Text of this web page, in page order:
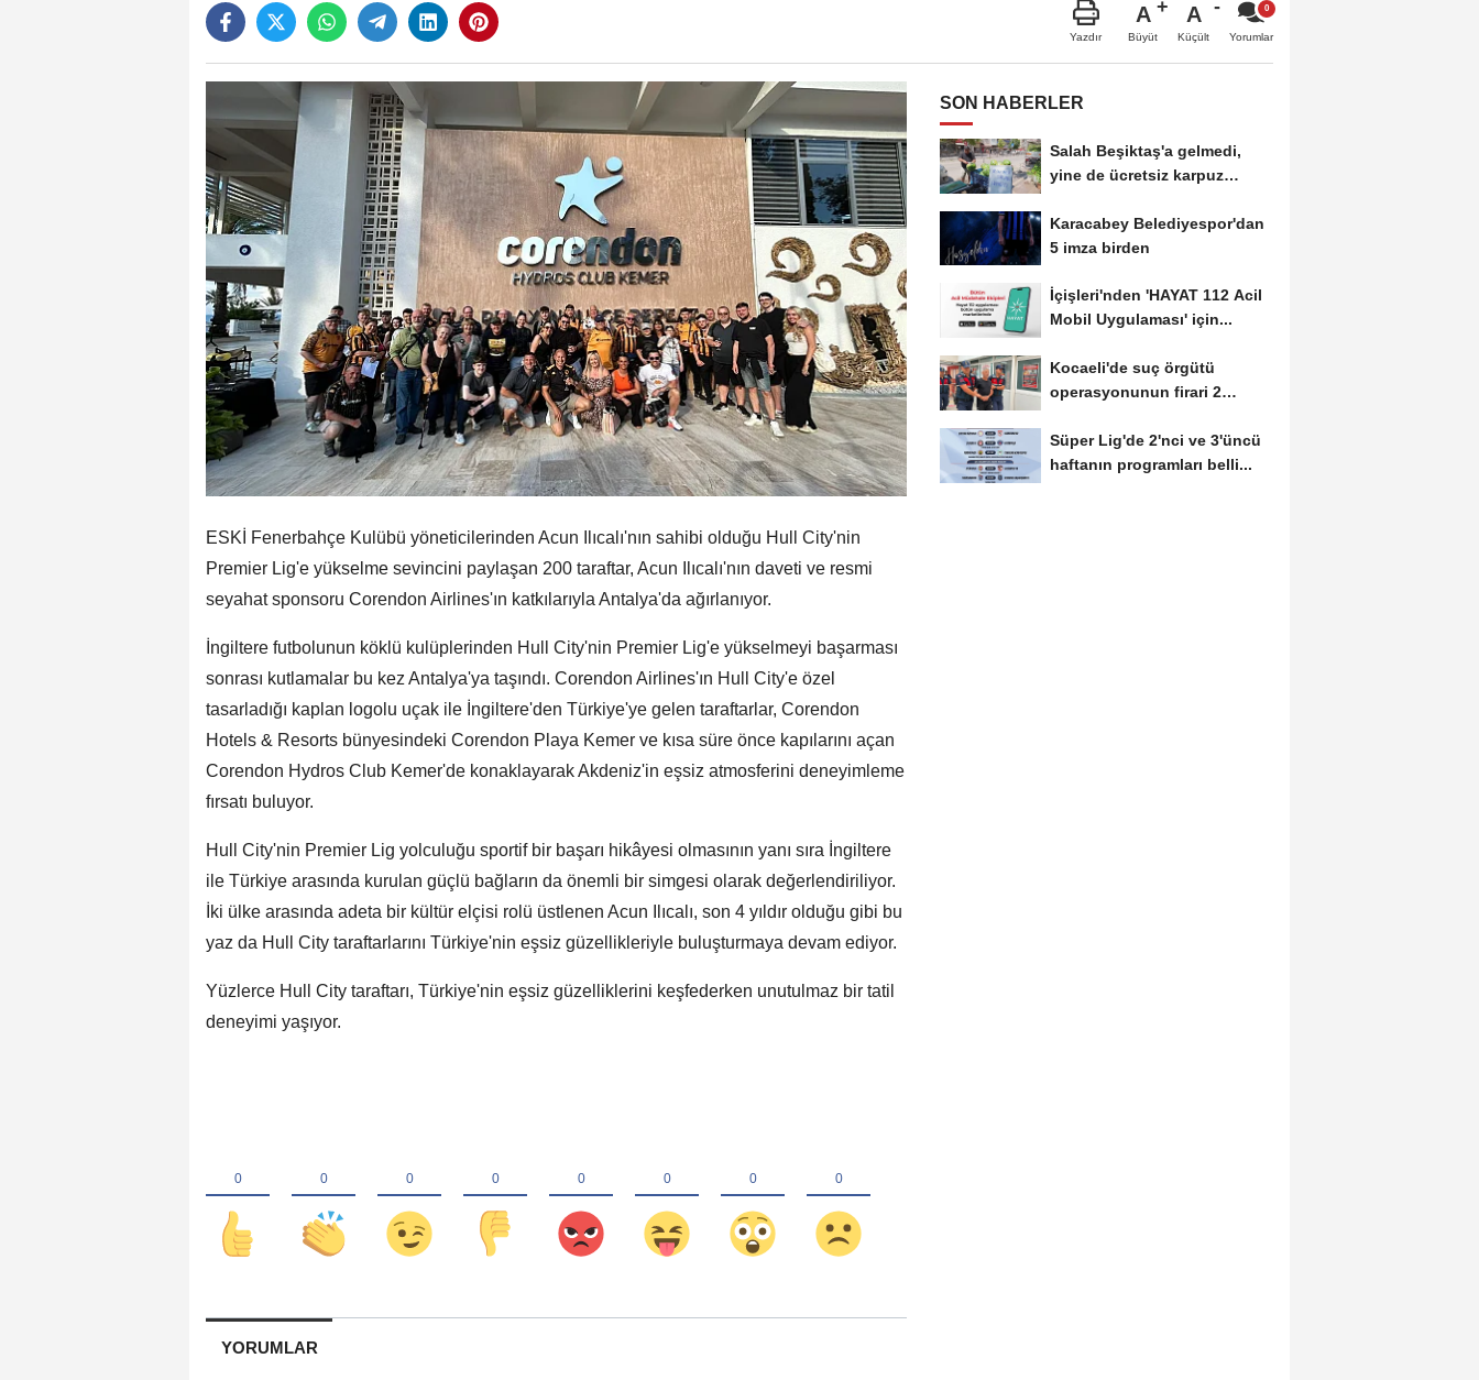
Yazdır
A
Büyüt
A
Küçült Yorumlar
ESKİ Fenerbahçe Kulübü yöneticilerinden Acun Ilıcalı'nın sahibi olduğu Hull City'nin
Premier Lig'e yükselme sevincini paylaşan 200 taraftar, Acun Ilıcalı'nın daveti ve resmi
seyahat sponsoru Corendon Airlines'ın katkılarıyla Antalya'da ağırlanıyor.
İngiltere futbolunun köklü kulüplerinden Hull City'nin Premier Lig'e yükselmeyi başarması
sonrası kutlamalar bu kez Antalya'ya taşındı. Corendon Airlines'ın Hull City'e özel
tasarladığı kaplan logolu uçak ile İngiltere'den Türkiye'ye gelen taraftarlar, Corendon
Hotels & Resorts bünyesindeki Corendon Playa Kemer ve kısa süre önce kapılarını açan
Corendon Hydros Club Kemer'de konaklayarak Akdeniz'in eşsiz atmosferini deneyimleme
fırsatı buluyor.
Hull City'nin Premier Lig yolculuğu sportif bir başarı hikâyesi olmasının yanı sıra İngiltere
ile Türkiye arasında kurulan güçlü bağların da önemli bir simgesi olarak değerlendiriliyor.
İki ülke arasında adeta bir kültür elçisi rolü üstlenen Acun Ilıcalı, son 4 yıldır olduğu gibi bu
yaz da Hull City taraftarlarını Türkiye'nin eşsiz güzellikleriyle buluşturmaya devam ediyor.
Yüzlerce Hull City taraftarı, Türkiye'nin eşsiz güzelliklerini keşfederken unutulmaz bir tatil
deneyimi yaşıyor.
YORUMLAR
SON HABERLER
Salah Beşiktaş'a gelmedi,
yine de ücretsiz karpuz
Karacabey Belediyespor'dan
5 imza birden
İçişleri'nden 'HAYAT 112 Acil
Mobil Uygulaması' için...
Kocaeli'de suç örgütü
operasyonunun firari 2
Süper Lig'de 2'nci ve 3'üncü
haftanın programları belli...